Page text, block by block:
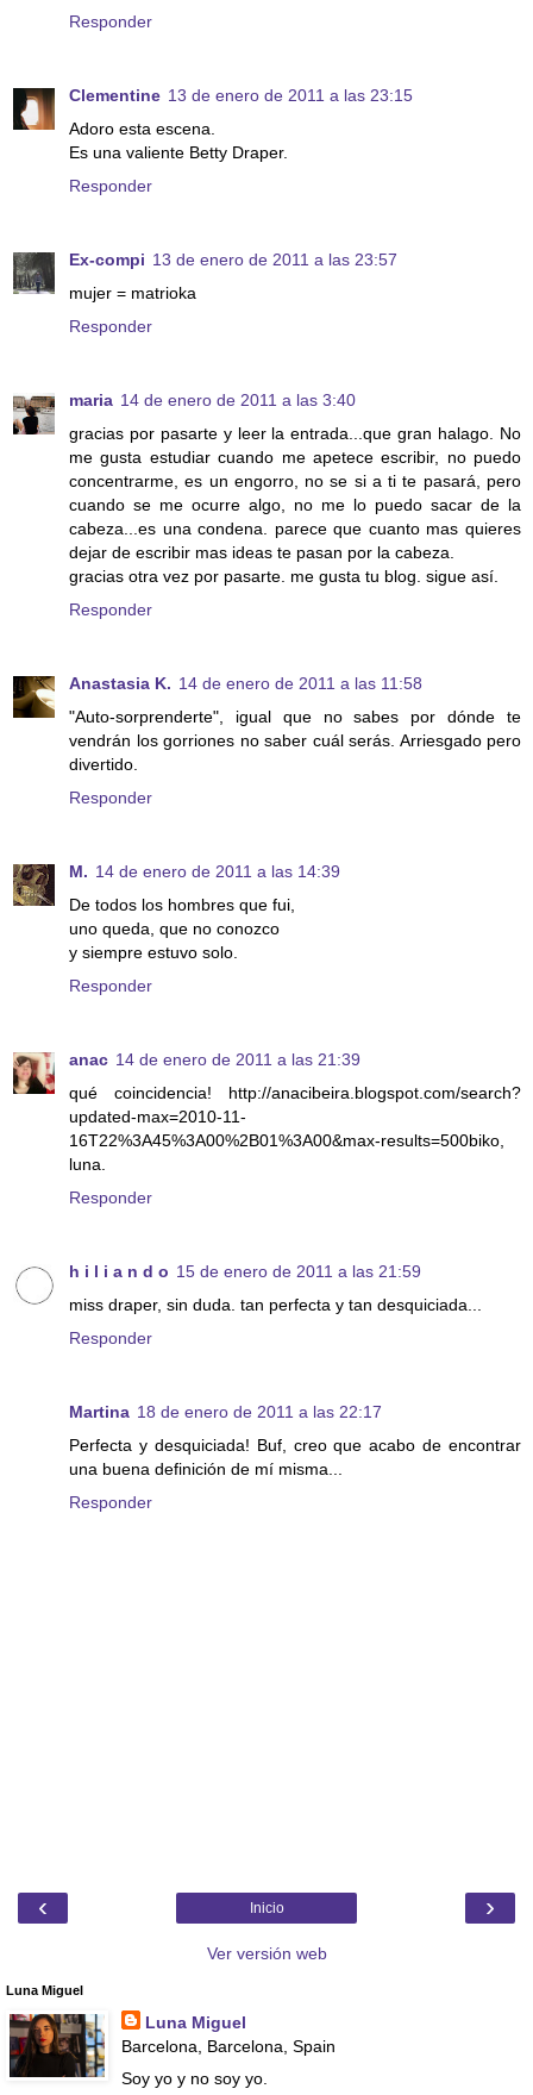
Responder
Clementine 13 de enero de 2011 a las 23:15
Adoro esta escena.
Es una valiente Betty Draper.
Responder
Ex-compi 13 de enero de 2011 a las 23:57
mujer = matrioka
Responder
maria 14 de enero de 2011 a las 3:40
gracias por pasarte y leer la entrada...que gran halago. No
me gusta estudiar cuando me apetece escribir, no puedo
concentrarme, es un engorro, no se si a ti te pasará, pero
cuando se me ocurre algo, no me lo puedo sacar de la
cabeza...es una condena. parece que cuanto mas quieres
dejar de escribir mas ideas te pasan por la cabeza.
gracias otra vez por pasarte. me gusta tu blog. sigue así.
Responder
Anastasia K. 14 de enero de 2011 a las 11:58
"Auto-sorprenderte", igual que no sabes por dónde te
vendrán los gorriones no saber cuál serás. Arriesgado pero
divertido.
Responder
M. 14 de enero de 2011 a las 14:39
De todos los hombres que fui,
uno queda, que no conozco
y siempre estuvo solo.
Responder
anac 14 de enero de 2011 a las 21:39
qué coincidencia! http://anacibeira.blogspot.com/search?
updated-max=2010-11-
16T22%3A45%3A00%2B01%3A00&max-results=500biko,
luna.
Responder
h i l i a n d o 15 de enero de 2011 a las 21:59
miss draper, sin duda. tan perfecta y tan desquiciada...
Responder
Martina 18 de enero de 2011 a las 22:17
Perfecta y desquiciada! Buf, creo que acabo de encontrar
una buena definición de mí misma...
Responder
‹ ›
Inicio
Ver versión web
Luna Miguel
Luna Miguel
Barcelona, Barcelona, Spain
Soy yo y no soy yo.